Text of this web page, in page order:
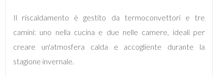
Il riscaldamento è gestito da termoconvettori e tre
camini: uno nella cucina e due nelle camere, ideali per
creare un'atmosfera calda e accogliente durante la
stagione invernale.
3
4